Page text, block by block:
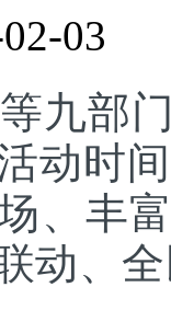
03
九部
动时
、丰
动、